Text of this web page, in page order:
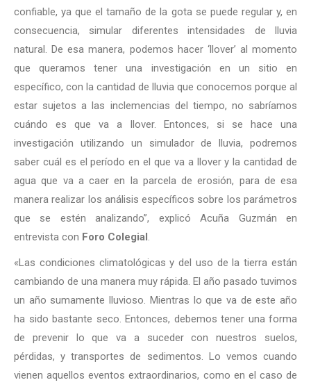
confiable, ya que el tamaño de la gota se puede regular y, en
consecuencia, simular diferentes intensidades de lluvia
natural. De esa manera, podemos hacer ‘llover’ al momento
que queramos tener una investigación en un sitio en
específico, con la cantidad de lluvia que conocemos porque al
estar sujetos a las inclemencias del tiempo, no sabríamos
cuándo es que va a llover. Entonces, si se hace una
investigación utilizando un simulador de lluvia, podremos
saber cuál es el período en el que va a llover y la cantidad de
agua que va a caer en la parcela de erosión, para de esa
manera realizar los análisis específicos sobre los parámetros
que se estén analizando”, explicó Acuña Guzmán en
entrevista con Foro Colegial.
«Las condiciones climatológicas y del uso de la tierra están
cambiando de una manera muy rápida. El año pasado tuvimos
un año sumamente lluvioso. Mientras lo que va de este año
ha sido bastante seco. Entonces, debemos tener una forma
de prevenir lo que va a suceder con nuestros suelos,
pérdidas, y transportes de sedimentos. Lo vemos cuando
vienen aquellos eventos extraordinarios, como en el caso de